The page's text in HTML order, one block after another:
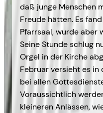
daß junge Menschen
Freude hätten. Es
Pfarrsaal, wurde aber
Seine Stunde schlug
Orgel in der Kirche
Februar versieht es in
bei allen
Voraussichtlich
kleineren Anlässen,